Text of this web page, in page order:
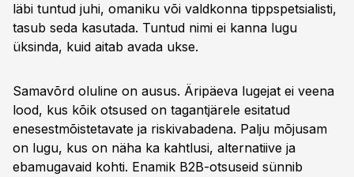
läbi tuntud juhi, omaniku või valdkonna tippspetsialisti,
tasub seda kasutada. Tuntud nimi ei kanna lugu
üksinda, kuid aitab avada ukse.
Samavõrd oluline on ausus. Äripäeva lugejat ei veena
lood, kus kõik otsused on tagantjärele esitatud
enesestmõistetavate ja riskivabadena. Palju mõjusam
on lugu, kus on näha ka kahtlusi, alternatiive ja
ebamugavaid kohti. Enamik B2B-otsuseid sünnib